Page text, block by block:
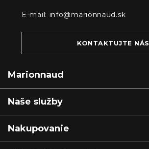
E-mail: info@marionnaud.sk
KONTAKTUJTE NÁS
Marionnaud
Naše služby
Nakupovanie